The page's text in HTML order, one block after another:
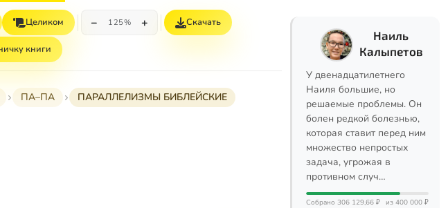
Целиком − 125% + Скачать
книги
ПА–ПА ПАРАЛЛЕЛИЗМЫ БИБЛЕЙСКИЕ
Наиль
Калыпетов
У двенадцатилетнего
Наиля большие, но
решаемые проблемы. Он
болен редкой болезнью,
которая ставит перед ним
множество непростых
задача, угрожая в
противном случ…
Собрано 306 129,66 ₽ из 400 000 ₽